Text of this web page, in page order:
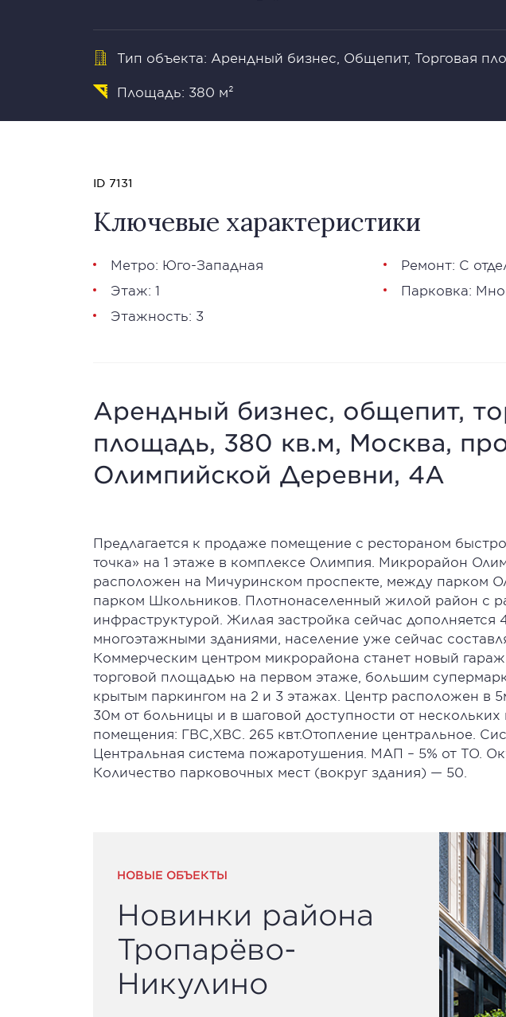
Тип объекта: Арендный бизнес, Общепит, Торговая
Площадь: 380 м²
ID 7131
Ключевые характеристики
Метро: Юго-Западная
Этаж: 1
Этажность: 3
Ремонт: С
Парковка:
Арендный бизнес, общепит,
площадь, 380 кв.м, Москва,
Олимпийской Деревни, 4А
Предлагается к продаже помещение с рестораном
точка» на 1 этаже в комплексе Олимпия. Микрорайон
расположен на Мичуринском проспекте, между парком
парком Школьников. Плотнонаселенный жилой район с
инфраструктурой. Жилая застройка сейчас дополняется
многоэтажными зданиями, население уже сейчас
Коммерческим центром микрорайона станет новый
торговой площадью на первом этаже, большим
крытым паркингом на 2 и 3 этажах. Центр расположен в
30м от больницы и в шаговой доступности от
помещения: ГВС,ХВС. 265 квт.Отопление центральное.
Центральная система пожаротушения. МАП – 5% от ТО.
Количество парковочных мест (вокруг здания) — 50.
НОВЫЕ ОБЪЕКТЫ
Новинки района
Тропарёво-
Никулино